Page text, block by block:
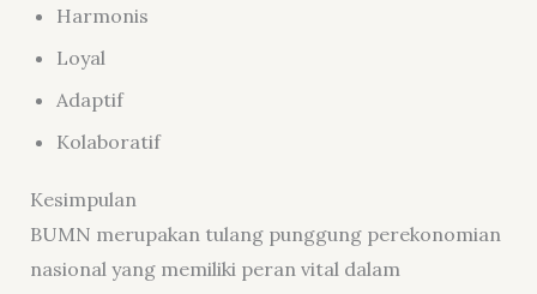
Harmonis
Loyal
Adaptif
Kolaboratif
Kesimpulan
BUMN merupakan tulang punggung perekonomian
nasional yang memiliki peran vital dalam